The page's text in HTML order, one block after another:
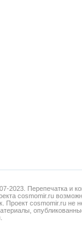
2023. Перепечатка и
cosmomir.ru
Проект cosmomir.ru не